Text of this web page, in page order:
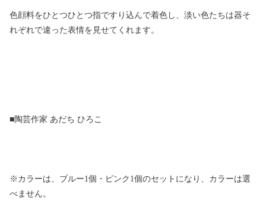
色顔料をひとつひとつ指ですり込んで着色し、淡い色たちは器そ
れぞれで違った表情を見せてくれます。
■陶芸作家 あだち ひろこ
※カラーは、ブルー1個・ピンク1個のセットになり、カラーは選
べません。